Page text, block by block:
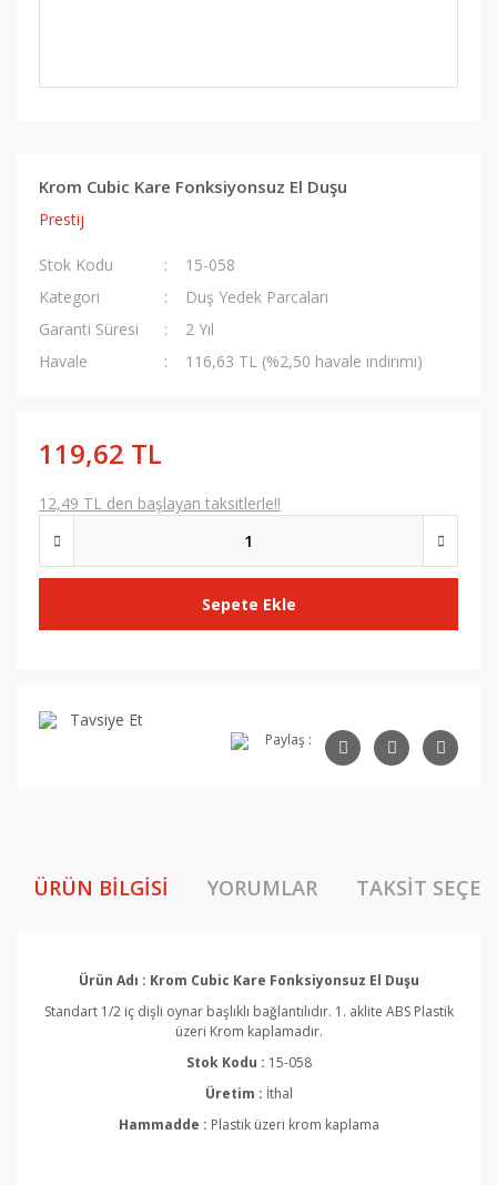
Krom Cubic Kare Fonksiyonsuz El Duşu
Prestij
Stok Kodu
15-058
Kategori
Duş Yedek Parcaları
Garanti Süresi
2 Yıl
Havale
116,63 TL (%2,50 havale indirimi)
119,62 TL
12,49 TL den başlayan taksitlerle!!
Sepete Ekle
Tavsiye Et
Paylaş :
ÜRÜN BILGISI YORUMLAR TAKSIT
Ürün Adı : Krom Cubic Kare Fonksiyonsuz El Duşu
Standart 1/2 iç dişli oynar başlıklı bağlantılıdır. 1. aklite ABS Plastik
üzeri Krom kaplamadır.
Stok Kodu : 15-058
Üretim : İthal
Hammadde : Plastik üzeri krom kaplama